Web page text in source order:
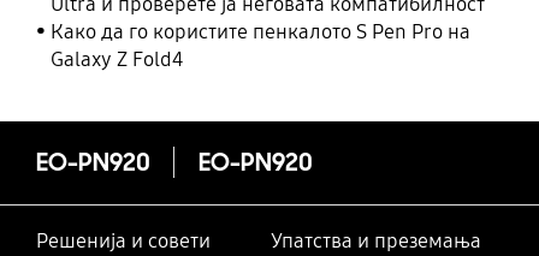
Како да го користите пенкалото S Pen Pro на
Galaxy Z Fold4
EO-PN920 EO-PN920
Решенија и совети Упатства и преземања